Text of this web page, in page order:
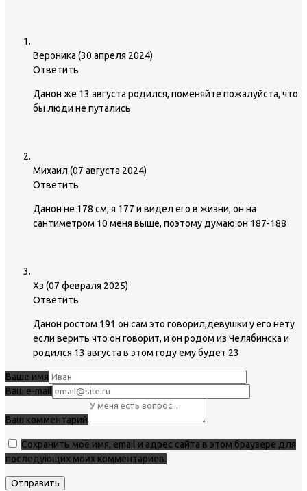
Вероника (30 апреля 2024)
Ответить
Данон же 13 августа родился, поменяйте пожалуйста, что
бы люди не путались
Михаил (07 августа 2024)
Ответить
Данон не 178 см, я 177 и видел его в жизни, он на
сантиметром 10 меня выше, поэтому думаю он 187-188
Хз (07 февраля 2025)
Ответить
Данон ростом 191 он сам это говорил,девушки у его нету
если верить что он говорит, и он родом из Челябинска и
родился 13 августа в этом году ему будет 23
Ваше имя
Ваш e-mail
Ваш комментарий
Сохранить моё имя, email и адрес сайта в этом браузере для
последующих моих комментариев.